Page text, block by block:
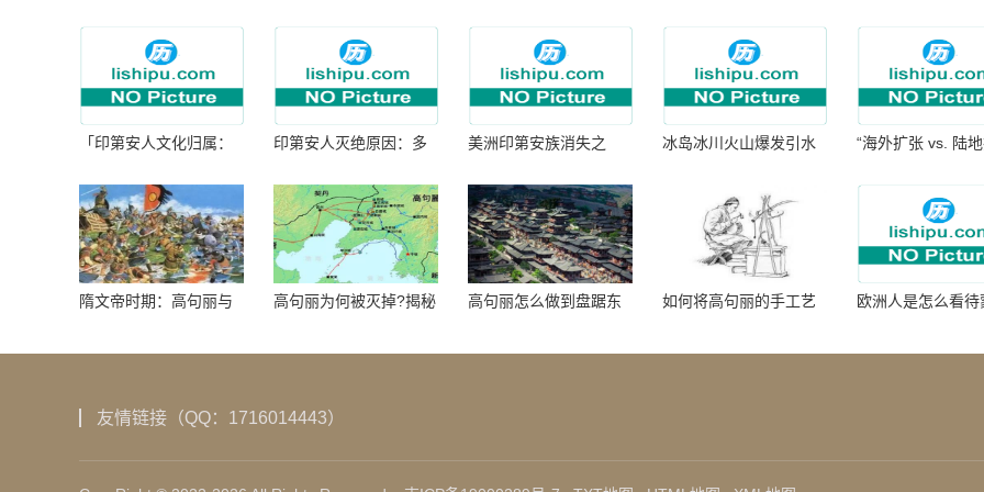
「印第安人文化归属：
印第安人灭绝原因：多
美洲印第安族消失之
冰岛冰川火山爆发引水
“海外扩张 vs. 陆
隋文帝时期：高句丽与
高句丽为何被灭掉?揭秘
秘！
高句丽怎么做到盘踞东
如何将高句丽的手工艺
欧洲人是怎么看待
友情链接（QQ：1716014443）